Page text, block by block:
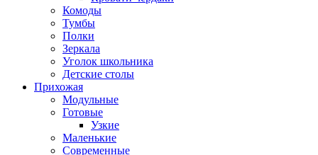
Комоды
Тумбы
Полки
Зеркала
Уголок школьника
Детские столы
Прихожая
Модульные
Готовые
Узкие
Маленькие
Современные